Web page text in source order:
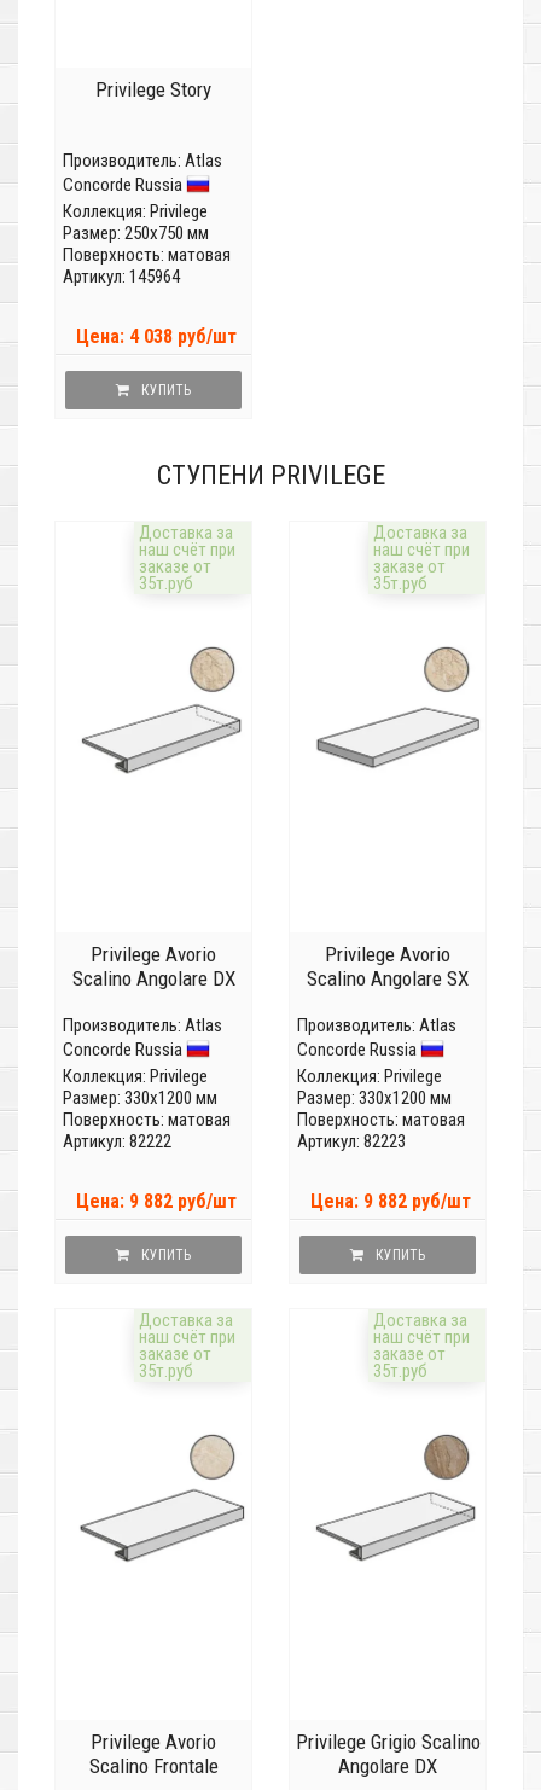
Privilege Story
Производитель: Atlas
Concorde Russia
Коллекция: Privilege
Размер: 250x750 мм
Поверхность: матовая
Артикул: 145964
Цена: 4 038 руб/шт
КУПИТЬ
СТУПЕНИ PRIVILEGE
Доставка за
наш счёт при
заказе от
35т.руб
Privilege Avorio
Scalino Angolare DX
Производитель: Atlas
Concorde Russia
Коллекция: Privilege
Размер: 330x1200 мм
Поверхность: матовая
Артикул: 82222
Цена: 9 882 руб/шт
КУПИТЬ
Доставка за
наш счёт при
заказе от
35т.руб
Privilege Avorio
Scalino Angolare SX
Производитель: Atlas
Concorde Russia
Коллекция: Privilege
Размер: 330x1200 мм
Поверхность: матовая
Артикул: 82223
Цена: 9 882 руб/шт
КУПИТЬ
Доставка за
наш счёт при
заказе от
35т.руб
Privilege Avorio
Scalino Frontale
Доставка за
наш счёт при
заказе от
35т.руб
Privilege Grigio Scalino
Angolare DX